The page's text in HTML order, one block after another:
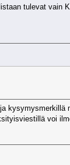
tulevat vain
voi